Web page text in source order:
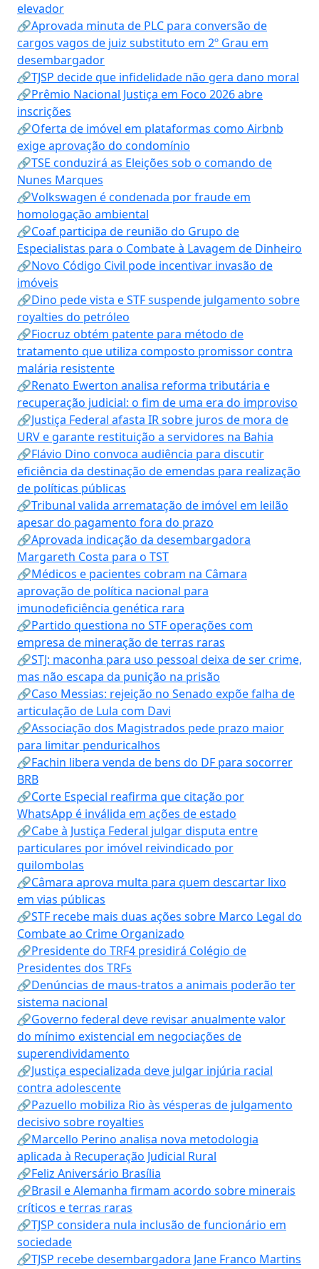
elevador
🔗Aprovada minuta de PLC para conversão de
cargos vagos de juiz substituto em 2º Grau em
desembargador
🔗TJSP decide que infidelidade não gera dano moral
🔗Prêmio Nacional Justiça em Foco 2026 abre
inscrições
🔗Oferta de imóvel em plataformas como Airbnb
exige aprovação do condomínio
🔗TSE conduzirá as Eleições sob o comando de
Nunes Marques
🔗Volkswagen é condenada por fraude em
homologação ambiental
🔗Coaf participa de reunião do Grupo de
Especialistas para o Combate à Lavagem de Dinheiro
🔗Novo Código Civil pode incentivar invasão de
imóveis
🔗Dino pede vista e STF suspende julgamento sobre
royalties do petróleo
🔗Fiocruz obtém patente para método de
tratamento que utiliza composto promissor contra
malária resistente
🔗Renato Ewerton analisa reforma tributária e
recuperação judicial: o fim de uma era do improviso
🔗Justiça Federal afasta IR sobre juros de mora de
URV e garante restituição a servidores na Bahia
🔗Flávio Dino convoca audiência para discutir
eficiência da destinação de emendas para realização
de políticas públicas
🔗Tribunal valida arrematação de imóvel em leilão
apesar do pagamento fora do prazo
🔗Aprovada indicação da desembargadora
Margareth Costa para o TST
🔗Médicos e pacientes cobram na Câmara
aprovação de política nacional para
imunodeficiência genética rara
🔗Partido questiona no STF operações com
empresa de mineração de terras raras
🔗STJ: maconha para uso pessoal deixa de ser crime,
mas não escapa da punição na prisão
🔗Caso Messias: rejeição no Senado expõe falha de
articulação de Lula com Davi
🔗Associação dos Magistrados pede prazo maior
para limitar penduricalhos
🔗Fachin libera venda de bens do DF para socorrer
BRB
🔗Corte Especial reafirma que citação por
WhatsApp é inválida em ações de estado
🔗Cabe à Justiça Federal julgar disputa entre
particulares por imóvel reivindicado por
quilombolas
🔗Câmara aprova multa para quem descartar lixo
em vias públicas
🔗STF recebe mais duas ações sobre Marco Legal do
Combate ao Crime Organizado
🔗Presidente do TRF4 presidirá Colégio de
Presidentes dos TRFs
🔗Denúncias de maus-tratos a animais poderão ter
sistema nacional
🔗Governo federal deve revisar anualmente valor
do mínimo existencial em negociações de
superendividamento
🔗Justiça especializada deve julgar injúria racial
contra adolescente
🔗Pazuello mobiliza Rio às vésperas de julgamento
decisivo sobre royalties
🔗Marcello Perino analisa nova metodologia
aplicada à Recuperação Judicial Rural
🔗Feliz Aniversário Brasília
🔗Brasil e Alemanha firmam acordo sobre minerais
críticos e terras raras
🔗TJSP considera nula inclusão de funcionário em
sociedade
🔗TJSP recebe desembargadora Jane Franco Martins